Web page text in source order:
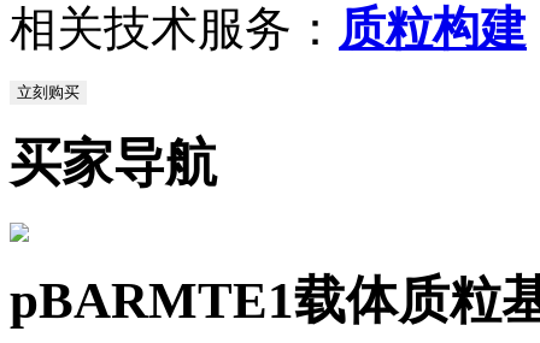
相关技术服务： 质粒构建
立刻购买
买家导航
pBARMTE1载体质粒